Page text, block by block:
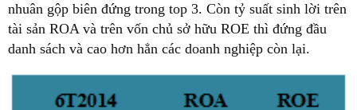
nhuân gộp biên đứng trong top 3. Còn tỷ suất sinh lời trên
tài sản ROA và trên vốn chủ sở hữu ROE thì đứng đầu
danh sách và cao hơn hẳn các doanh nghiệp còn lại.